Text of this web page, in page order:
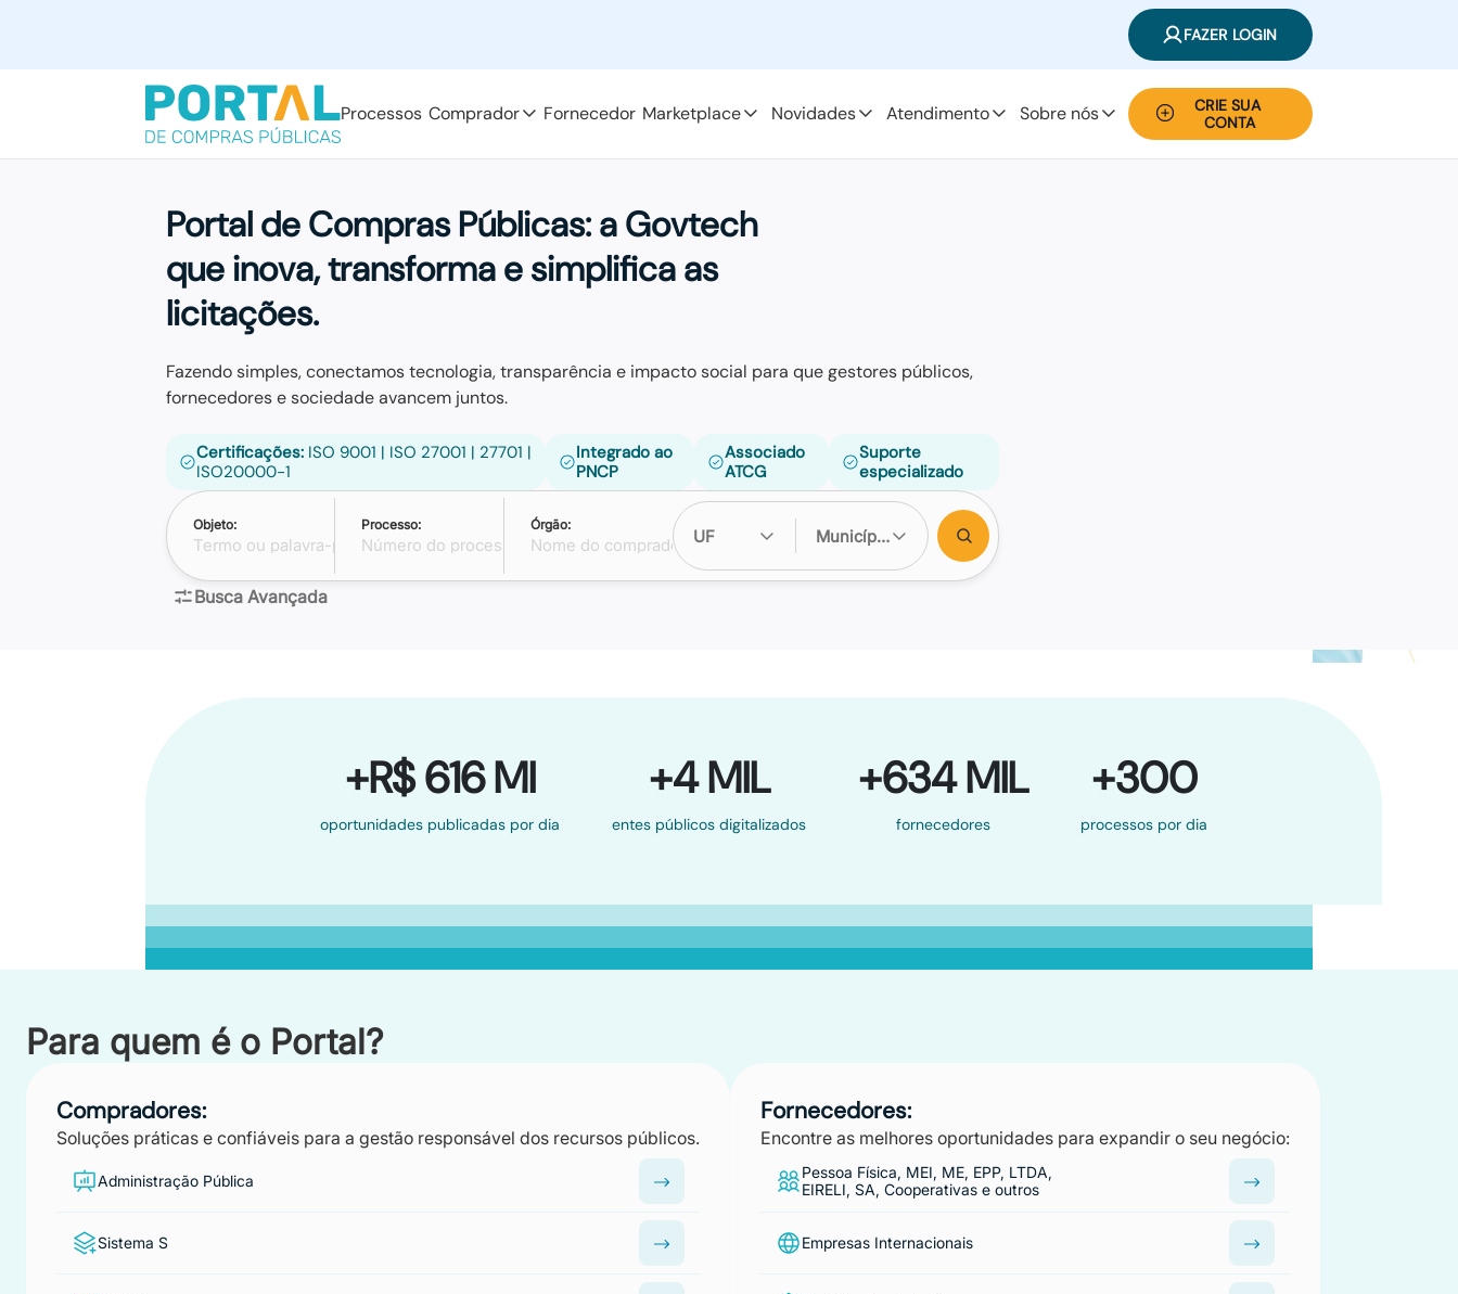
FAZER LOGIN
Processos Comprador Fornecedor Marketplace Novidades Atendimento Sobre nós
CRIE SUA
CONTA
Portal de Compras Públicas:a Govtech
que inova, transforma e simplifica as
licitações.
Fazendo simples, conectamos tecnologia, transparência e impacto social para que gestores públicos,
fornecedores e sociedade avancem juntos.
Certificações:ISO 9001 | ISO 27001 | 27701 |
ISO20000-1
Integrado ao
PNCP
Associado
ATCG
Suporte
especializado
Objeto: Processo: Órgão:
UF Município
Busca Avançada
+R$ 616 MI
oportunidades publicadas por dia
+4 MIL
entes públicos digitalizados
+634 MIL
fornecedores
+300
processos por dia
Para quem é o Portal?
Compradores:
Soluções práticas e confiáveis para a gestão responsável dos recursos públicos.
Administração Pública
Sistema S
Fornecedores:
Encontre as melhores oportunidades para expandir o seu negócio:
Pessoa Física, MEI, ME, EPP, LTDA,
EIRELI, SA, Cooperativas e outros
Empresas Internacionais